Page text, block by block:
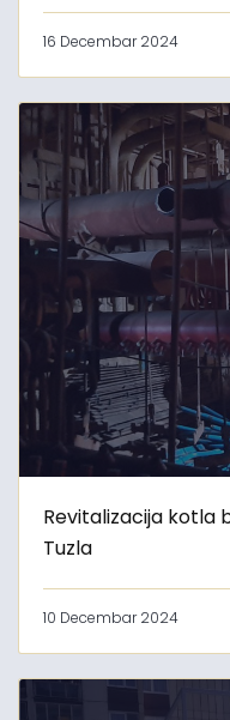
16 Decembar 2024
Revitalizacija kotla
Tuzla
10 Decembar 2024